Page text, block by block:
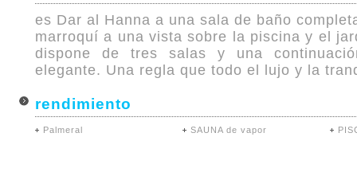
es Dar al Hanna a una sala de baño
marroquí a una vista sobre la piscina y el
dispone de tres salas y una
elegante. Una regla que todo el lujo y la
rendimiento
Palmeral SAUNA de vapor